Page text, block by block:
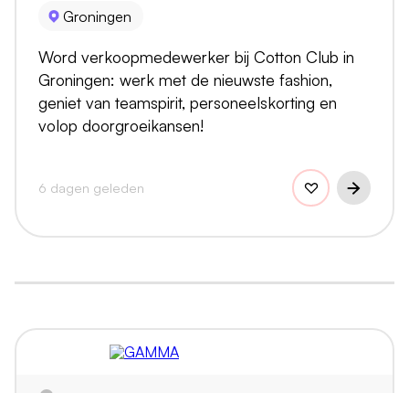
Groningen
Word verkoopmedewerker bij Cotton Club in
Groningen: werk met de nieuwste fashion,
geniet van teamspirit, personeelskorting en
volop doorgroeikansen!
6 dagen geleden